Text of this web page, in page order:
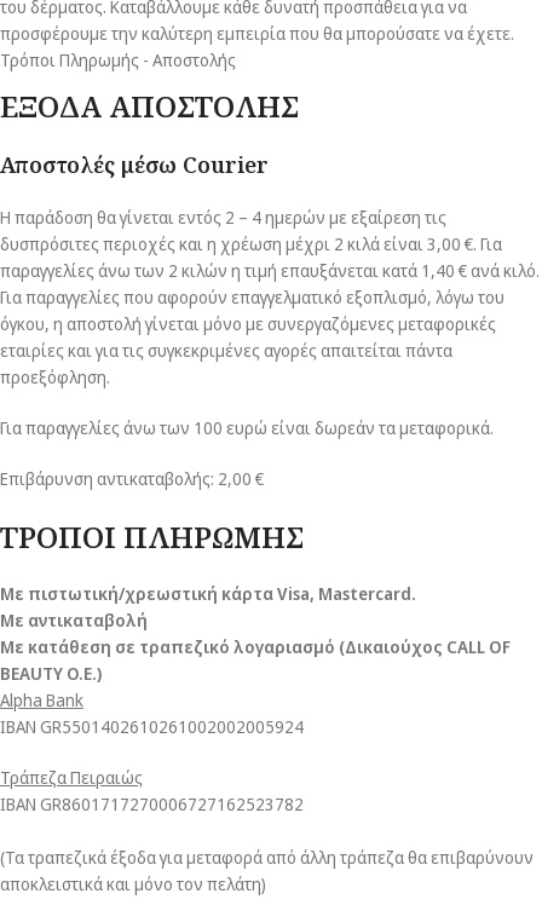
του δέρματος. Καταβάλλουμε κάθε δυνατή προσπάθεια για να
προσφέρουμε την καλύτερη εμπειρία που θα μπορούσατε να έχετε.
Τρόποι Πληρωμής - Αποστολής
ΕΞΟΔΑ ΑΠΟΣΤΟΛΗΣ
Αποστολές μέσω Courier
Η παράδοση θα γίνεται εντός 2 – 4 ημερών με εξαίρεση τις
δυσπρόσιτες περιοχές και η χρέωση μέχρι 2 κιλά είναι 3,00 €. Για
παραγγελίες άνω των 2 κιλών η τιμή επαυξάνεται κατά 1,40 € ανά κιλό.
Για παραγγελίες που αφορούν επαγγελματικό εξοπλισμό, λόγω του
όγκου, η αποστολή γίνεται μόνο με συνεργαζόμενες μεταφορικές
εταιρίες και για τις συγκεκριμένες αγορές απαιτείται πάντα
προεξόφληση.
Για παραγγελίες άνω των 100 ευρώ είναι δωρεάν τα μεταφορικά.
Επιβάρυνση αντικαταβολής: 2,00 €
ΤΡΟΠΟΙ ΠΛΗΡΩΜΗΣ
Με πιστωτική/χρεωστική κάρτα Visa, Mastercard.
Με αντικαταβολή
Με κατάθεση σε τραπεζικό λογαριασμό (Δικαιούχος CALL OF
BEAUTY O.E.)
Alpha Bank
ΙΒΑΝ GR5501402610261002002005924
Τράπεζα Πειραιώς
ΙΒΑΝ GR8601717270006727162523782
(Τα τραπεζικά έξοδα για μεταφορά από άλλη τράπεζα θα επιβαρύνουν
αποκλειστικά και μόνο τον πελάτη)